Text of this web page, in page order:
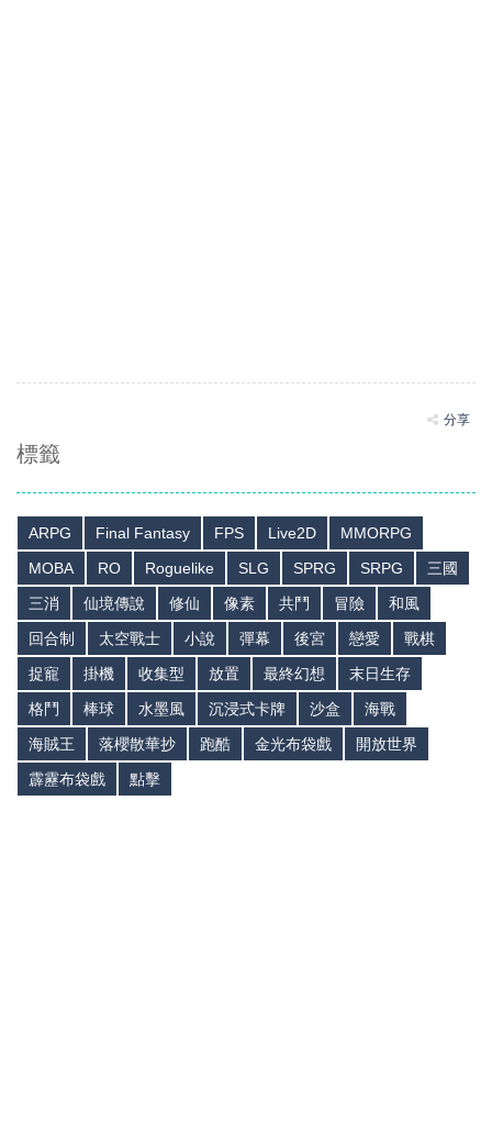
分享
標籤
ARPG Final Fantasy FPS Live2D
MMORPG
MOBA
RO Roguelike SLG SPRG SRPG
三國
三消
仙境傳說 修仙 像素 共鬥 冒險
和風
回合制
太空戰士 小說 彈幕 後宮 戀愛
戰棋
捉寵
掛機 收集型 放置 最終幻想
末日生存
格鬥
棒球 水墨風 沉浸式卡牌 沙盒
海戰
海賊王
落櫻散華抄 跑酷 金光布袋戲
開放世界
霹靂布袋戲
點擊